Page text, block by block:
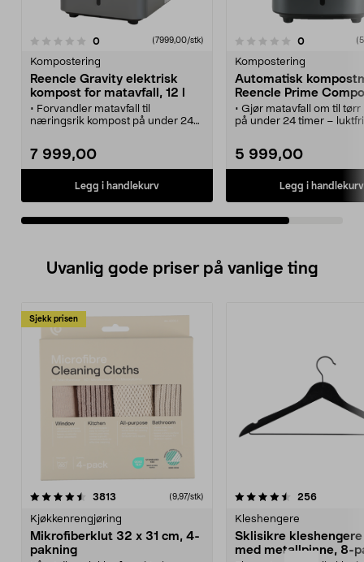
0anmeldelser(7999,00/stk)
Kompostering
Reencle Gravity elektrisk
kompost for matavfall, 12 l
• Forvandler matavfall til
næringsrik kompost på under 24
kompost med høy kapasitet, ca. 1
kg/døgn.
• Nesten lydløs kompostmaskin
med luktfritt filtersystem.
seg selv – mikrobene gjør jobben
hjemmet og kontoret.
7 999,00
Legg i handlekurv
0.0 av 5 stjerner 0anmeldelser
Kompostering
Automatisk
Reencle Prime
• Gjør matavfall om til
på under 24 timer –
reduser matsvinn i
hus.
• Reencle Prime
tretrinnsfiltreringssystem
• Kompostmaskin for
mikrober, filter og spade.
× 33 × 46,7 cm.
5 999,00
Legg i handlekurv
Uvanlig gode priser på vanlige ting
Sjekk prisen
3813 anmeldelser(9,97/stk)
Kjøkkenrengjøring
Mikrofiberklut 32 x 31 cm, 4-
pakning
4.5av 5 stjerner 256
Kleshengere
Sklisikre
med metallpinne, 8-
4.5av 5 stjerner